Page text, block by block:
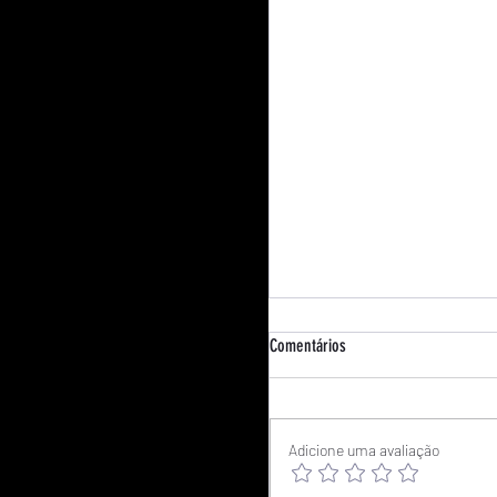
Comentários
Adicione uma avaliação